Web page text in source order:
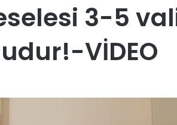
3-5
VİDEO